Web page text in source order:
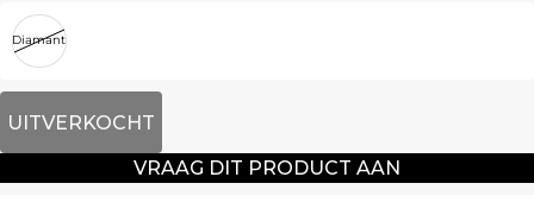
Diamant
UITVERKOCHT
VRAAG DIT PRODUCT AAN